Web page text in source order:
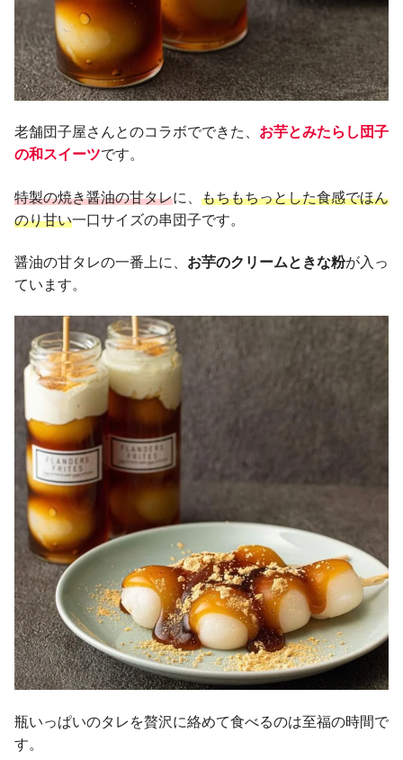
老舗団子屋さんとのコラボでできた、 お芋とみたらし団子
の和スイーツです。
特製の焼き醤油の甘タレに、 もちもちっとした食感でほん
のり甘い一口サイズの串団子です。
醤油の甘タレの一番上に、 お芋のクリームときな粉が入っ
ています。
瓶いっぱいのタレを贅沢に絡めて食べるのは至福の時間で
す。